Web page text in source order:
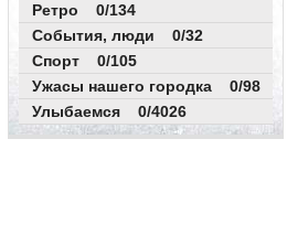
Ретро 0/134
События, люди 0/32
Спорт 0/105
Ужасы нашего городка 0/98
Улыбаемся 0/4026